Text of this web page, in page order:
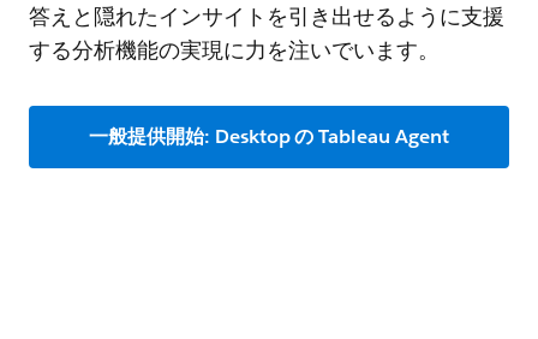
答えと隠れたインサイトを引き出せるように支援
する分析機能の実現に力を注いでいます。
一般提供開始: Desktop の Tableau Agent